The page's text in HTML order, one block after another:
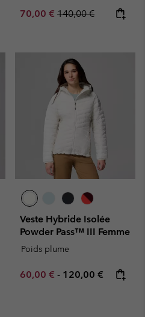
Sale price:
70,00 € Regular price:
140,00 €
Veste Hybride Isolée
Powder Pass™ III Femme
Poids plume
Minimum sale price:
60,00 € - Maximum price:
120,00 €